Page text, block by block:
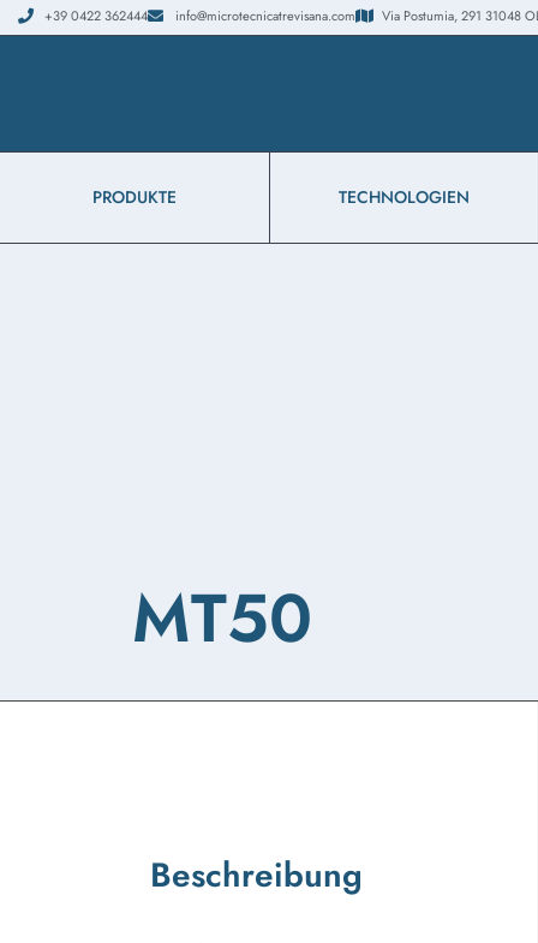
+39 0422 362444 info@microtecnicatrevisana.com Via Postumia, 291 31048
PRODUKTE TECHNOLOGIEN
MT50
Beschreibung